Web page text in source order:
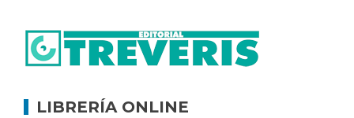
LIBRERÍA ONLINE